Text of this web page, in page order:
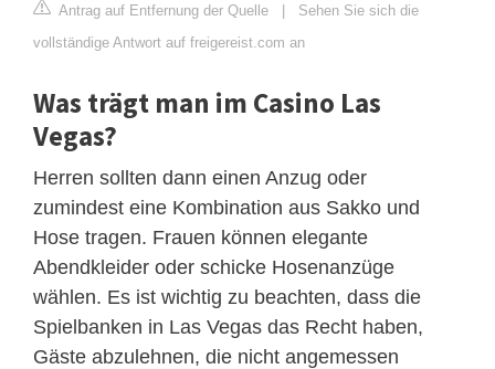
Antrag auf Entfernung der Quelle | Sehen Sie sich die
vollständige Antwort auf freigereist.com an
Was trägt man im Casino Las
Vegas?
Herren sollten dann einen Anzug oder
zumindest eine Kombination aus Sakko und
Hose tragen. Frauen können elegante
Abendkleider oder schicke Hosenanzüge
wählen. Es ist wichtig zu beachten, dass die
Spielbanken in Las Vegas das Recht haben,
Gäste abzulehnen, die nicht angemessen